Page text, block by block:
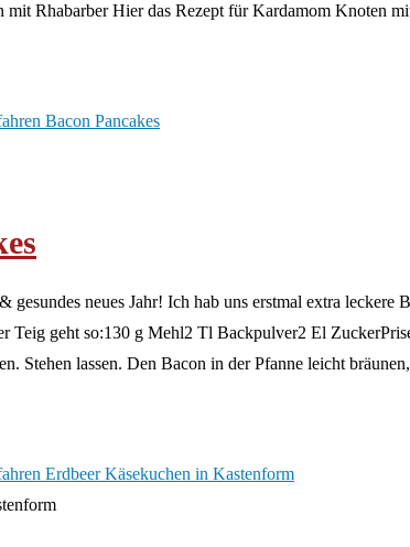
mit Rhabarber Hier das Rezept für Kardamom Knoten
gesundes neues Jahr! Ich hab uns erstmal extra
Teig geht so:130 g Mehl2 Tl Backpulver2 El
Stehen lassen. Den Bacon in der Pfanne leicht